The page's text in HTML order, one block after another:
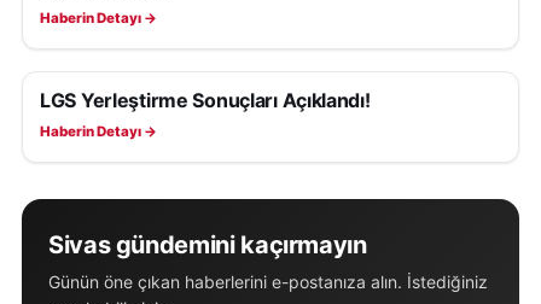
Haberin Detayı →
EĞITIM
LGS Yerleştirme Sonuçları Açıklandı!
Haberin Detayı →
Sivas gündemini kaçırmayın
Günün öne çıkan haberlerini e-postanıza alın. İstediğiniz